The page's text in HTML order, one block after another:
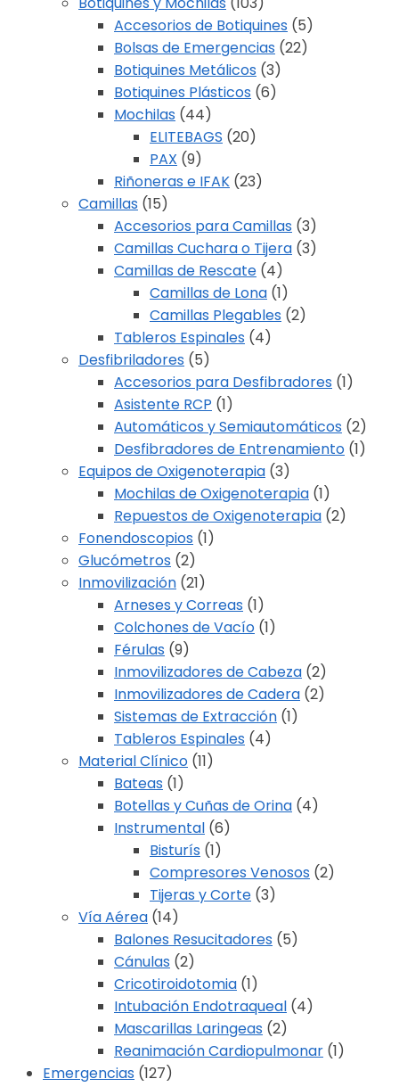
Accesorios de Botiquines (5)
Bolsas de Emergencias (22)
Botiquines Metálicos (3)
Botiquines Plásticos (6)
Mochilas (44)
ELITEBAGS (20)
PAX (9)
Riñoneras e IFAK (23)
Camillas (15)
Accesorios para Camillas (3)
Camillas Cuchara o Tijera (3)
Camillas de Rescate (4)
Camillas de Lona (1)
Camillas Plegables (2)
Tableros Espinales (4)
Desfibriladores (5)
Accesorios para Desfibradores (1)
Asistente RCP (1)
Automáticos y Semiautomáticos (2)
Desfibradores de Entrenamiento (1)
Equipos de Oxigenoterapia (3)
Mochilas de Oxigenoterapia (1)
Repuestos de Oxigenoterapia (2)
Fonendoscopios (1)
Glucómetros (2)
Inmovilización (21)
Arneses y Correas (1)
Colchones de Vacío (1)
Férulas (9)
Inmovilizadores de Cabeza (2)
Inmovilizadores de Cadera (2)
Sistemas de Extracción (1)
Tableros Espinales (4)
Material Clínico (11)
Bateas (1)
Botellas y Cuñas de Orina (4)
Instrumental (6)
Bisturís (1)
Compresores Venosos (2)
Tijeras y Corte (3)
Vía Aérea (14)
Balones Resucitadores (5)
Cánulas (2)
Cricotiroidotomia (1)
Intubación Endotraqueal (4)
Mascarillas Laringeas (2)
Reanimación Cardiopulmonar (1)
Emergencias (127)